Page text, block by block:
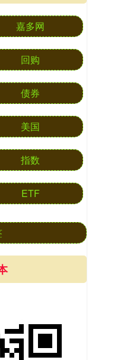
嘉多网
回购
债券
美国
指数
ETF